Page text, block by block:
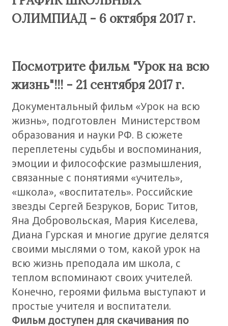
ОЛИМПИАД - 6 октября 2017 г.
Посмотрите фильм "Урок на всю
жизнь"!!! - 21 сентября 2017 г.
Документальный фильм «Урок на всю
жизнь», подготовлен Министерством
образования и науки РФ. В сюжете
переплетены судьбы и воспоминания,
эмоции и философские размышления,
связанные с понятиями «учитель»,
«школа», «воспитатель». Российские
звезды Сергей Безруков, Борис Титов,
Яна Добровольская, Мария Киселева,
Диана Гурская и многие другие делятся
своими мыслями о том, какой урок на
всю жизнь преподала им школа, с
теплом вспоминают своих учителей.
Конечно, героями фильма выступают и
простые учителя и воспитатели.
Фильм доступен для скачивания по